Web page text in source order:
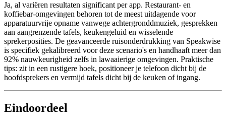
Ja, al variëren resultaten significant per app. Restaurant- en
koffiebar-omgevingen behoren tot de meest uitdagende voor
apparatuurvrije opname vanwege achtergronddmuziek, gesprekken
aan aangrenzende tafels, keukengeluid en wisselende
sprekerposities. De geavanceerde ruisonderdrukking van Speakwise
is specifiek gekalibreerd voor deze scenario's en handhaaft meer dan
92% nauwkeurigheid zelfs in lawaaierige omgevingen. Praktische
tips: zit in een rustigere hoek, positioneer je telefoon dicht bij de
hoofdsprekers en vermijd tafels dicht bij de keuken of ingang.
Eindoordeel